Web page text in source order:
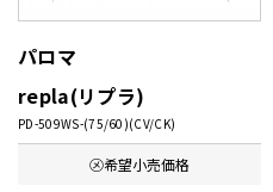
パロマ
repla(リプラ)
PD-509WS-(75/60)(CV/CK)
㋱希望小売価格